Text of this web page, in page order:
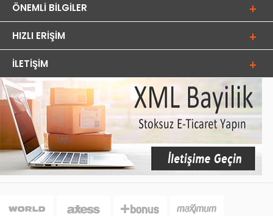
ÖNEMLI BILGILER
HIZLI ERIŞIM
İLETIŞIM